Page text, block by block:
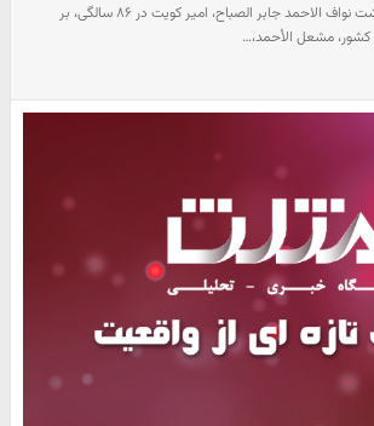
بعد از اعلام رسمی درگذشت نواف الاحمد جابر الصباح، امیر کویت در ۸۶ سالگی، بر
مشعل الأحمد،…